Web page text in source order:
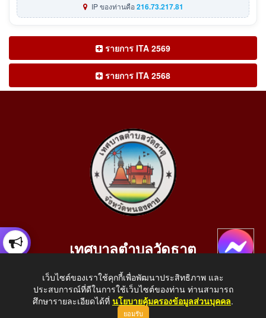
IP ของท่านคือ216.73.217.81
รายการ ITA 2569
รายการ ITA 2568
เทศบาลตำบลวัดธาตุ
อ.เมือง จ.หนองคาย 43000
โทรศัพท์: 042-414758 โทรสาร: 042-414759
E-Mail: saraban_05430110@dla.go.th
เว็บไซต์ของเราใช้คุกกี้เพื่อพัฒนาประสิทธิภาพ และ
ประสบการณ์ที่ดีในการใช้เว็บไซต์ของท่าน ท่านสามารถ
ศึกษารายละเอียดได้ที่ นโยบายคุ้มครองข้อมูลส่วนบุคคล.
ยอมรับ